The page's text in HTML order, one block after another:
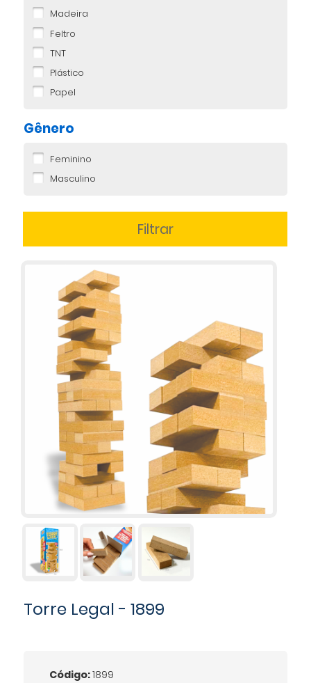
Madeira
Feltro
TNT
Plástico
Papel
Gênero
Feminino
Masculino
Torre Legal - 1899
Código:1899